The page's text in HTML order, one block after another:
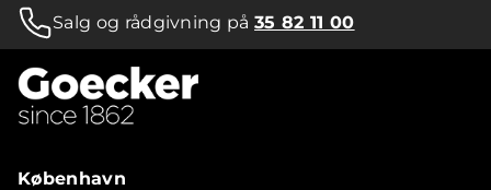
Salg og rådgivning på35 82 11 00
København